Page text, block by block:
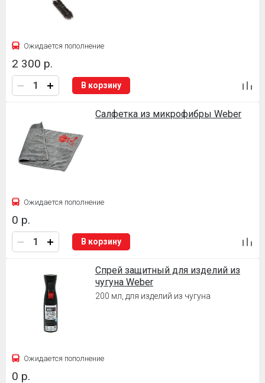
Ожидается пополнение
2 300 р.
В корзину
Салфетка из микрофибры Weber
Ожидается пополнение
0 р.
В корзину
Спрей защитный для изделий из
чугуна Weber
200 мл, для изделий из чугуна
Ожидается пополнение
0 р.